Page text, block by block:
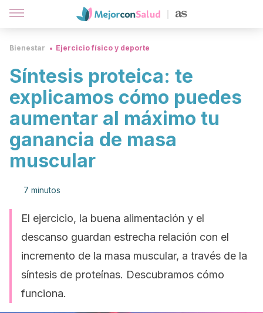
Bienestar Ejercicio físico y deporte
Síntesis proteica: te
explicamos cómo puedes
aumentar al máximo tu
ganancia de masa
muscular
7 minutos
El ejercicio, la buena alimentación y el
descanso guardan estrecha relación con el
incremento de la masa muscular, a través de la
síntesis de proteínas. Descubramos cómo
funciona.